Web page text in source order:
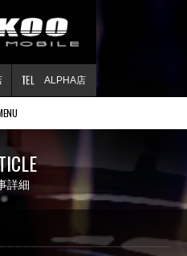
ALPHA店
詳細